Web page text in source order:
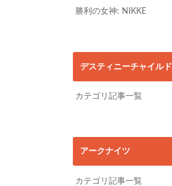
勝利の女神: NIKKE
デスティニーチャイルド
カテゴリ記事一覧
アークナイツ
カテゴリ記事一覧